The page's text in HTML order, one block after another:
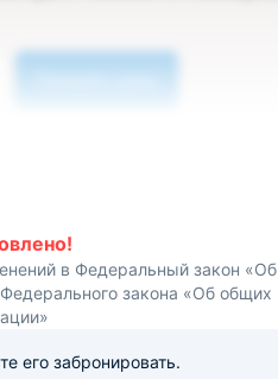
в Федеральный закон «Об
закона «Об общих
его забронировать.